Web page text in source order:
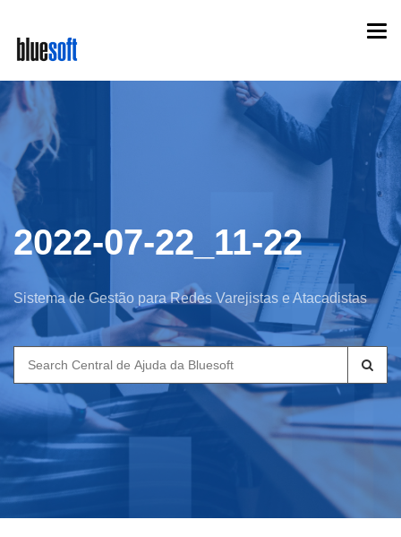
main
content
2022-07-22_11-22
Sistema de Gestão para Redes Varejistas e Atacadistas
Search
for: